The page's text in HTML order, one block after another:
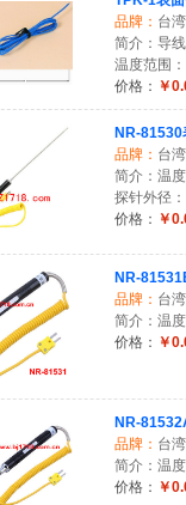
品牌： 台
简介：导
温度范围
价格： ￥
NR-81530
品牌： 台
简介：温
探针外径
价格： ￥
NR-
品牌： 台
简介：温
价格： ￥
NR-
品牌： 台
简介：温
价格： ￥